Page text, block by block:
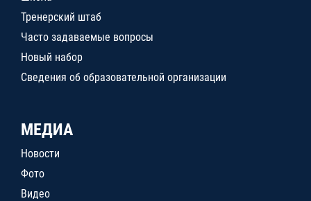
Тренерский штаб
Часто задаваемые вопросы
Новый набор
Сведения об образовательной организации
МЕДИА
Новости
Фото
Видео